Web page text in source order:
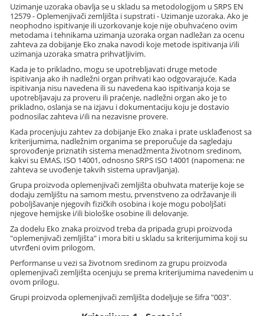
Uzimanje uzoraka obavlja se u skladu sa metodologijom u SRPS EN
12579 - Oplemenjivači zemljišta i supstrati - Uzimanje uzoraka. Ako je
neophodno ispitivanje ili uzorkovanje koje nije obuhvaćeno ovim
metodama i tehnikama uzimanja uzoraka organ nadležan za ocenu
zahteva za dobijanje Eko znaka navodi koje metode ispitivanja i/ili
uzimanja uzoraka smatra prihvatljivim.
Kada je to prikladno, mogu se upotrebljavati druge metode
ispitivanja ako ih nadležni organ prihvati kao odgovarajuće. Kada
ispitivanja nisu navedena ili su navedena kao ispitivanja koja se
upotrebljavaju za proveru ili praćenje, nadležni organ ako je to
prikladno, oslanja se na izjavu i dokumentaciju koju je dostavio
podnosilac zahteva i/ili na nezavisne provere.
Kada procenjuju zahtev za dobijanje Eko znaka i prate usklađenost sa
kriterijumima, nadležnim organima se preporučuje da sagledaju
sprovođenje priznatih sistema menadžmenta životnom sredinom,
kakvi su EMAS, ISO 14001, odnosno SRPS ISO 14001 (napomena: ne
zahteva se uvođenje takvih sistema upravljanja).
Grupa proizvoda oplemenjivači zemljišta obuhvata materije koje se
dodaju zemljištu na samom mestu, prvenstveno za održavanje ili
poboljšavanje njegovih fizičkih osobina i koje mogu poboljšati
njegove hemijske i/ili biološke osobine ili delovanje.
Za dodelu Eko znaka proizvod treba da pripada grupi proizvoda
"oplemenjivači zemljišta" i mora biti u skladu sa kriterijumima koji su
utvrđeni ovim prilogom.
Performanse u vezi sa životnom sredinom za grupu proizvoda
oplemenjivači zemljišta ocenjuju se prema kriterijumima navedenim u
ovom prilogu.
Grupi proizvoda oplemenjivači zemljišta dodeljuje se šifra "003".